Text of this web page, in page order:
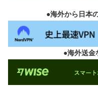
●海外から日本
●海外送金